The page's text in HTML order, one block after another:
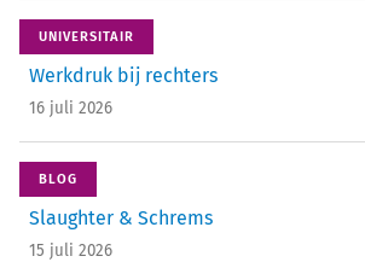
UNIVERSITAIR
Werkdruk bij rechters
16 juli 2026
BLOG
Slaughter & Schrems
15 juli 2026